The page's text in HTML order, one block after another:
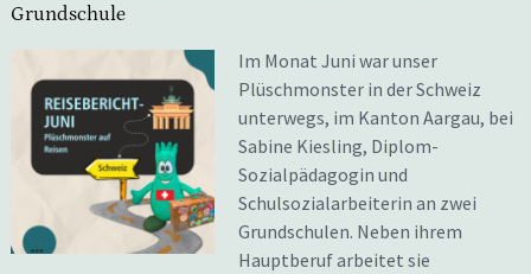
Grundschule
Im Monat Juni war unser
Plüschmonster in der Schweiz
unterwegs, im Kanton Aargau, bei
Sabine Kiesling, Diplom-
Sozialpädagogin und
Schulsozialarbeiterin an zwei
Grundschulen. Neben ihrem
Hauptberuf arbeitet sie